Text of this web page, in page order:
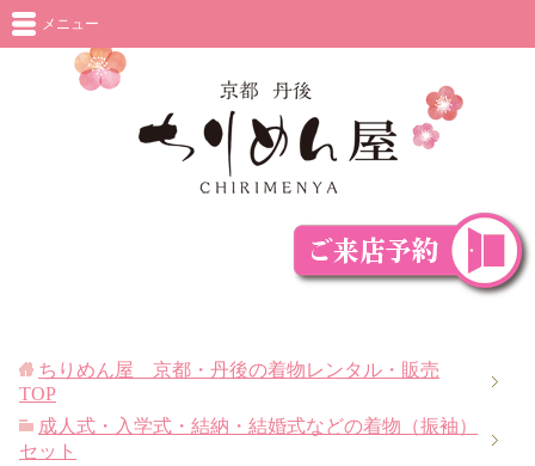
メニュー
ちりめん屋 京都・丹後の着物レンタル・販売
TOP
成人式・入学式・結納・結婚式などの着物（振袖）
セット